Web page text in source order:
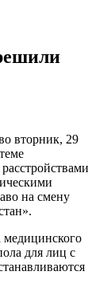
вторник, 29
на смену
медицинского
для лиц с